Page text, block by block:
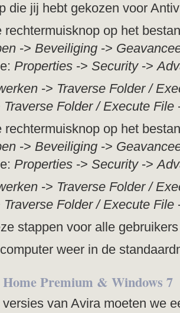
die jij hebt gekozen voor
rechtermuisknop op het
-> Beveiliging ->
Properties -> Security->
-> Traverse Folder /
Traverse Folder / Execute File
rechtermuisknop op het
-> Beveiliging ->
Properties -> Security->
-> Traverse Folder /
Traverse Folder / Execute File
stappen voor alle gebruikers
weer in de
Premium & Windows 7
van Avira moeten we